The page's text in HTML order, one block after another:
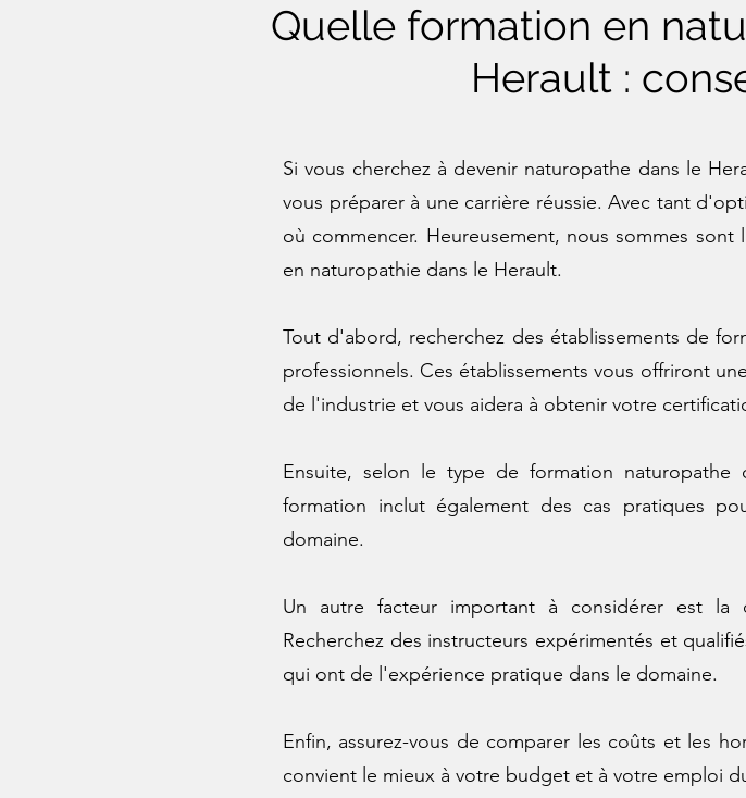
Quelle formation en
Herault :
Si vous cherchez à devenir naturopathe dans le
vous préparer à une carrière réussie. Avec tant
où commencer. Heureusement, nous sommes
en naturopathie dans le Herault.
Tout d'abord, recherchez des établissements de
professionnels. Ces établissements vous offriront
de l'industrie et vous aidera à obtenir votre
Ensuite, selon le type de formation naturopathe
formation inclut également des cas pratiques
domaine.
Un autre facteur important à considérer est la
Recherchez des instructeurs expérimentés et
qui ont de l'expérience pratique dans le domaine.
Enfin, assurez-vous de comparer les coûts et les
convient le mieux à votre budget et à votre emploi